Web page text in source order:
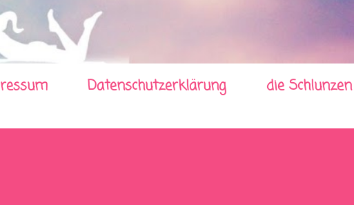
Datenschutzerklärung die Schlunzen